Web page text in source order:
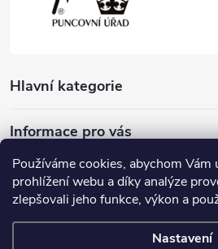
Používáme cookies, abychom
prohlížení webu a díky analýze
zlepšovali jeho funkce, výkon a
Nastavení
Hlavní kategorie
Informace pro vás
Přijímáme online platby